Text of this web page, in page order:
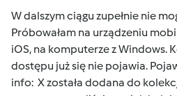
W dalszym ciągu zupełnie nie
Próbowałam na urządzeniu
iOS, na komputerze z Windows.
dostępu już się nie pojawia.
info: X została dodana do